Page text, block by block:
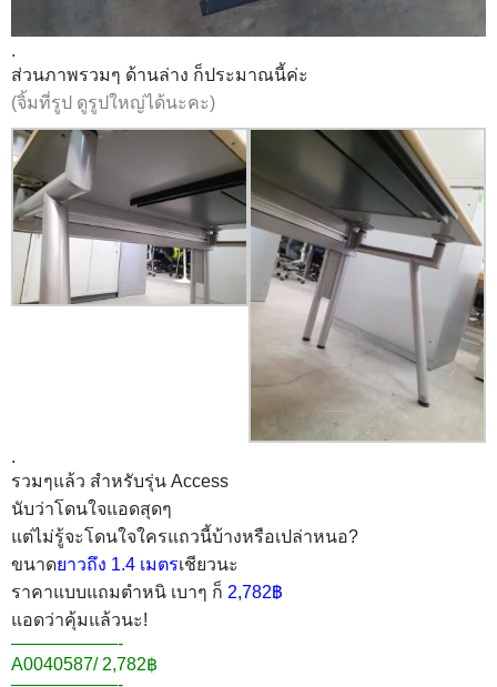
.
ส่วนภาพรวมๆ ด้านล่าง ก็ประมาณนี้ค่ะ
(จิ้มที่รูป ดูรูปใหญ่ได้นะคะ)
.
รวมๆแล้ว สำหรับรุ่น Access
นับว่าโดนใจแอดสุดๆ
แต่ไม่รู้จะโดนใจใครแถวนี้บ้างหรือเปล่าหนอ?
ขนาดยาวถึง 1.4 เมตรเชียวนะ
ราคาแบบแถมตำหนิ เบาๆ ก็ 2,782฿
แอดว่าคุ้มแล้วนะ!
——————-
A0040587/ 2,782฿